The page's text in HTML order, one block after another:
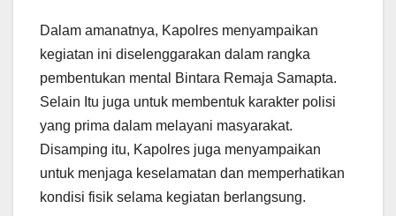
Dalam amanatnya, Kapolres menyampaikan
kegiatan ini diselenggarakan dalam rangka
pembentukan mental Bintara Remaja Samapta.
Selain Itu juga untuk membentuk karakter polisi
yang prima dalam melayani masyarakat.
Disamping itu, Kapolres juga menyampaikan
untuk menjaga keselamatan dan memperhatikan
kondisi fisik selama kegiatan berlangsung.